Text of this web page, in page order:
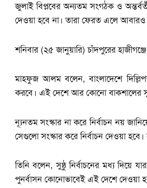
জুলাই বিপ্লবের অন্যতম সংগঠক ও
দেওয়া হবে না। তারা ফেরত এলে আবারও
শনিবার (২৫ জানুয়ারি) চাঁদপুরের
মাহফুজ আলম বলেন, বাংলাদেশে
করবে। এই দেশে আর কোনো বাকশালের
ন্যূনতম সংস্কার না করে নির্বাচন নয়
সেগুলো সংস্কার করে নির্বাচন দেওয়া
তিনি বলেন, সুষ্ঠু নির্বাচনের মধ্য দিয়ে
পুনর্বাসন কোনোভাবেই এই দেশে দেওয়া